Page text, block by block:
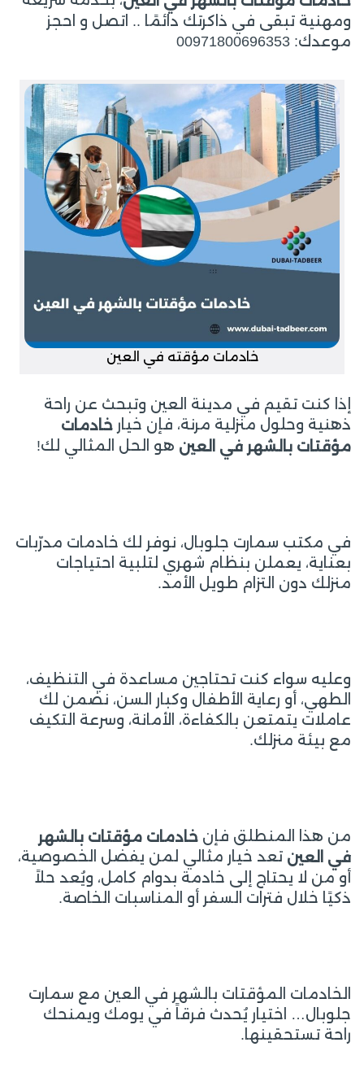
ومهنية تبقى في ذاكرتك دائمًا .. اتصل و احجز
موعدك: 00971800696353
خادمات مؤقته في العين
إذا كنت تقيم في مدينة العين وتبحث عن راحة
ذهنية وحلول منزلية مرنة، فإن خيار خادمات
مؤقتات بالشهر في العين هو الحل المثالي لك!
في مكتب سمارت جلوبال، نوفر لك خادمات مدرّبات
بعناية، يعملن بنظام شهري لتلبية احتياجات
منزلك دون التزام طويل الأمد.
وعليه سواء كنت تحتاجين مساعدة في التنظيف،
الطهي، أو رعاية الأطفال وكبار السن، نضمن لك
عاملات يتمتعن بالكفاءة، الأمانة، وسرعة التكيف
مع بيئة منزلك.
من هذا المنطلق فإن خادمات مؤقتات بالشهر
في العين تعد خيار مثالي لمن يفضل الخصوصية،
أو من لا يحتاج إلى خادمة بدوام كامل، ويُعد حلاً
ذكيًا خلال فترات السفر أو المناسبات الخاصة.
الخادمات المؤقتات بالشهر في العين مع سمارت
جلوبال… اختيار يُحدث فرقاً في يومك ويمنحك
راحة تستحقينها.